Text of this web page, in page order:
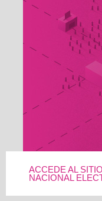
ACCEDE AL
NACIONAL